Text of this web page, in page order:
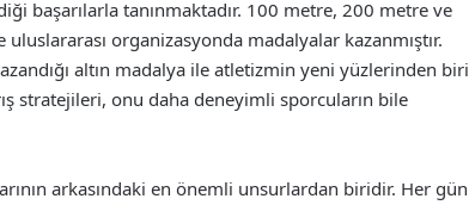
başarılarla tanınmaktadır. 100 metre, 200 metre ve
organizasyonda madalyalar kazanmıştır.
altın madalya ile atletizmin yeni yüzlerinden biri
stratejileri, onu daha deneyimli sporcuların bile
arkasındaki en önemli unsurlardan biridir. Her gün